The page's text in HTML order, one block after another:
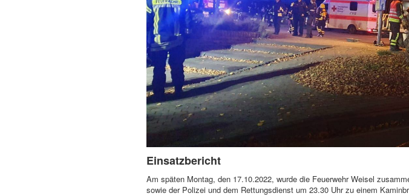
Einsatzbericht
Am späten Montag, den 17.10.2022, wurde die Feuerwehr Weisel
sowie der Polizei und dem Rettungsdienst um 23.30 Uhr zu einem